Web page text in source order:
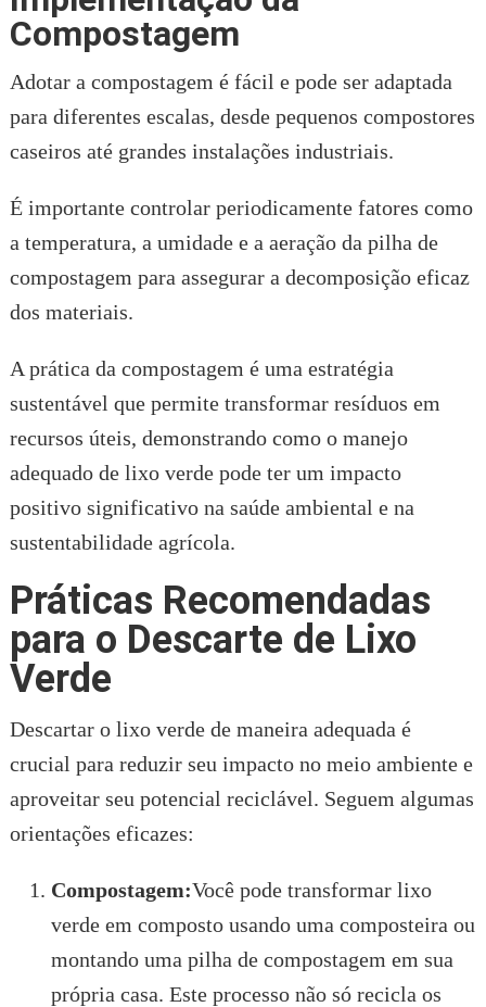
Compostagem
Adotar a compostagem é fácil e pode ser adaptada
para diferentes escalas, desde pequenos compostores
caseiros até grandes instalações industriais.
É importante controlar periodicamente fatores como
a temperatura, a umidade e a aeração da pilha de
compostagem para assegurar a decomposição eficaz
dos materiais.
A prática da compostagem é uma estratégia
sustentável que permite transformar resíduos em
recursos úteis, demonstrando como o manejo
adequado de lixo verde pode ter um impacto
positivo significativo na saúde ambiental e na
sustentabilidade agrícola.
Práticas Recomendadas
para o Descarte de Lixo
Verde
Descartar o lixo verde de maneira adequada é
crucial para reduzir seu impacto no meio ambiente e
aproveitar seu potencial reciclável. Seguem algumas
orientações eficazes:
Compostagem:Você pode transformar lixo
verde em composto usando uma composteira ou
montando uma pilha de compostagem em sua
própria casa. Este processo não só recicla os